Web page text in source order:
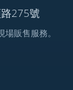
275號
販售服務。